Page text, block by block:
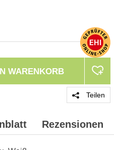
WARENKORB
Teilen
Rezensionen